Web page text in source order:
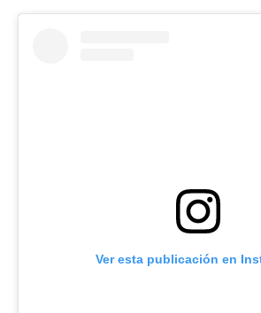
Ver esta publicación en